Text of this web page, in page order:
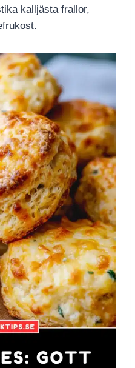
kalljästa frallor,